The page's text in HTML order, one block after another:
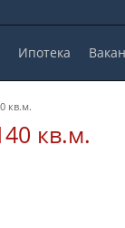
Ипотека
кв.м.
кв.м.